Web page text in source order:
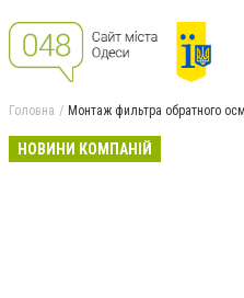
Головна Монтаж фильтра обратного
НОВИНИ КОМПАНІЙ